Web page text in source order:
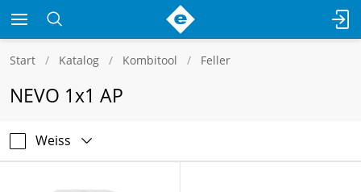
Start Katalog Kombitool Feller
NEVO 1x1 AP
Weiss